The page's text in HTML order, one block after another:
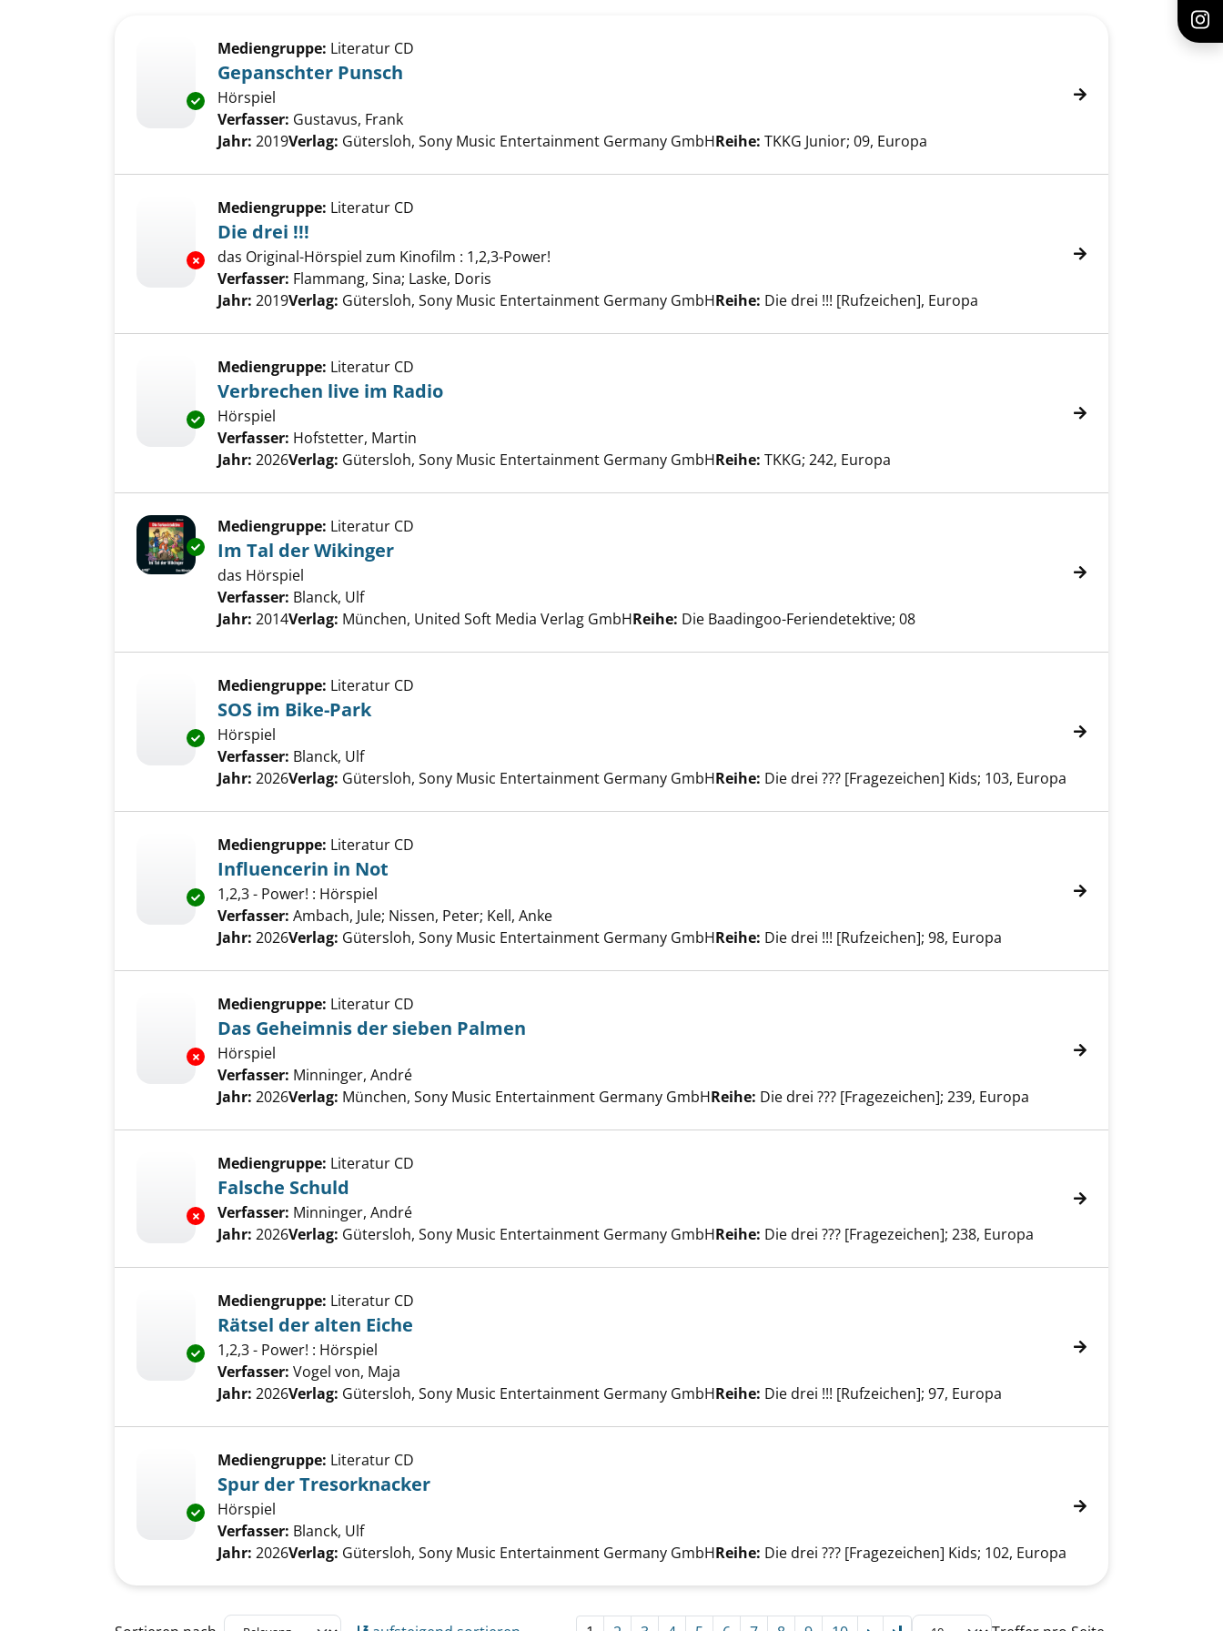
Exemplar-Details von Gepanschter Punsch anzeigen
Mediengruppe: Literatur CD
Gepanschter Punsch
Hörspiel
Verfasser: Gustavus, Frank
Jahr: 2019Verlag: Gütersloh, Sony Music Entertainment Germany GmbHReihe: TKKG Junior; 09, Europa
Exemplar-Details von Die drei !!! anzeigen
Mediengruppe: Literatur CD
Die drei !!!
das Original-Hörspiel zum Kinofilm : 1,2,3-Power!
Verfasser: Flammang, Sina; Laske, Doris
Jahr: 2019Verlag: Gütersloh, Sony Music Entertainment Germany GmbHReihe: Die drei !!! [Rufzeichen], Europa
Exemplar-Details von Verbrechen live im Radio anzeigen
Mediengruppe: Literatur CD
Verbrechen live im Radio
Hörspiel
Verfasser: Hofstetter, Martin
Jahr: 2026Verlag: Gütersloh, Sony Music Entertainment Germany GmbHReihe: TKKG; 242, Europa
Exemplar-Details von Im Tal der Wikinger anzeigen
Mediengruppe: Literatur CD
Im Tal der Wikinger
das Hörspiel
Verfasser: Blanck, UlfSuche nach diesem Verfasser
Jahr: 2014Verlag: München, United Soft Media Verlag GmbHReihe: Die Baadingoo-Feriendetektive; 08
Exemplar-Details von SOS im Bike-Park anzeigen
Mediengruppe: Literatur CD
SOS im Bike-Park
Hörspiel
Verfasser: Blanck, UlfSuche nach diesem Verfasser
Jahr: 2026Verlag: Gütersloh, Sony Music Entertainment Germany GmbHReihe: Die drei ??? [Fragezeichen] Kids; 103, Europa
Exemplar-Details von Influencerin in Not anzeigen
Mediengruppe: Literatur CD
Influencerin in Not
1,2,3 - Power! : Hörspiel
Verfasser: Ambach, Jule; Nissen, Peter; Kell, Anke
Jahr: 2026Verlag: Gütersloh, Sony Music Entertainment Germany GmbHReihe: Die drei !!! [Rufzeichen]; 98, Europa
Exemplar-Details von Das Geheimnis der sieben Palmen anzeigen
Mediengruppe: Literatur CD
Das Geheimnis der sieben Palmen
Hörspiel
Verfasser: Minninger, André
Jahr: 2026Verlag: München, Sony Music Entertainment Germany GmbHReihe: Die drei ??? [Fragezeichen]; 239, Europa
Exemplar-Details von Falsche Schuld anzeigen
Mediengruppe: Literatur CD
Falsche Schuld
Verfasser: Minninger, André
Jahr: 2026Verlag: Gütersloh, Sony Music Entertainment Germany GmbHReihe: Die drei ??? [Fragezeichen]; 238, Europa
Exemplar-Details von Rätsel der alten Eiche anzeigen
Mediengruppe: Literatur CD
Rätsel der alten Eiche
1,2,3 - Power! : Hörspiel
Verfasser: Vogel von, Maja
Jahr: 2026Verlag: Gütersloh, Sony Music Entertainment Germany GmbHReihe: Die drei !!! [Rufzeichen]; 97, Europa
Exemplar-Details von Spur der Tresorknacker anzeigen
Mediengruppe: Literatur CD
Spur der Tresorknacker
Hörspiel
Verfasser: Blanck, UlfSuche nach diesem Verfasser
Jahr: 2026Verlag: Gütersloh, Sony Music Entertainment Germany GmbHReihe: Die drei ??? [Fragezeichen] Kids; 102, Europa
Zu den Suchfiltern springen